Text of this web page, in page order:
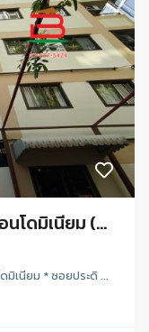
นโดมิเนียม (...
มิเนียม * ซอยประดิ ...